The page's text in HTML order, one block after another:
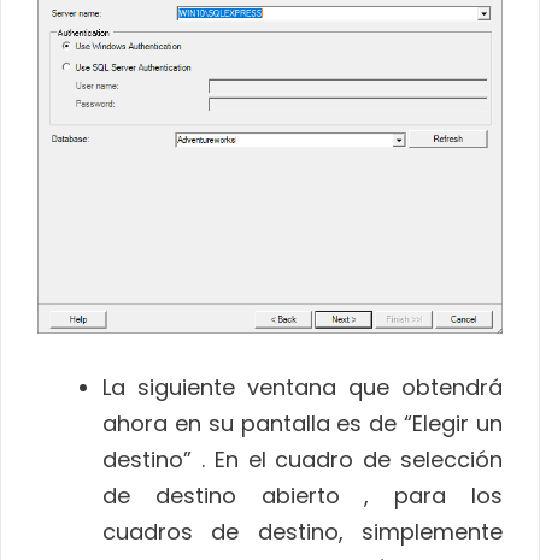
La siguiente ventana que obtendrá
ahora en su pantalla es de “Elegir un
destino” . En el cuadro de selección
de destino abierto , para los
cuadros de destino, simplemente